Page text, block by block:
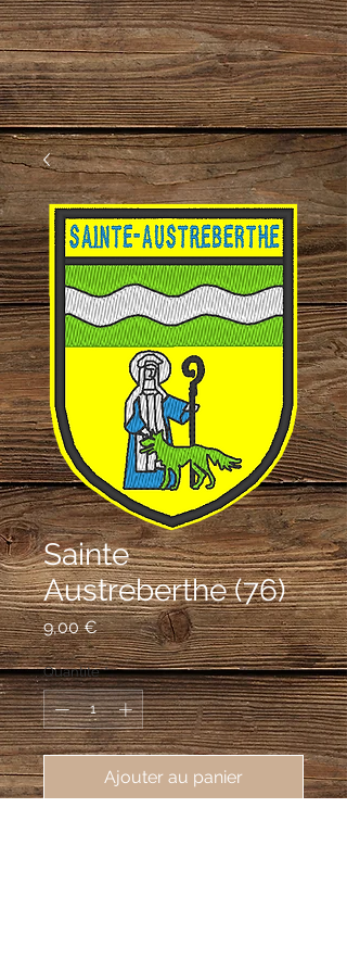
Sainte
Austreberthe (76)
9,00 €Prix
Quantité *
Ajouter au panier